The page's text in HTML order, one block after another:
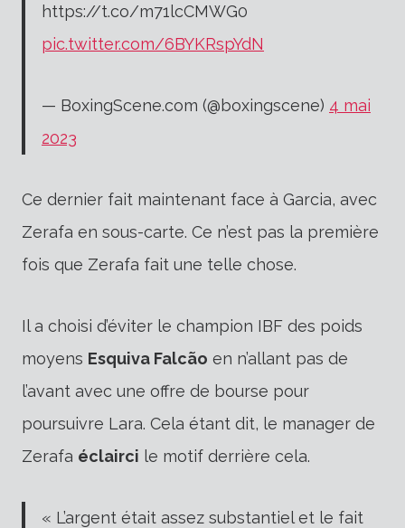
https://t.co/m71lcCMWG0
pic.twitter.com/6BYKRspYdN
— BoxingScene.com (@boxingscene) 4 mai
2023
Ce dernier fait maintenant face à Garcia, avec
Zerafa en sous-carte. Ce n’est pas la première
fois que Zerafa fait une telle chose.
Il a choisi d’éviter le champion IBF des poids
moyens Esquiva Falcão en n’allant pas de
l’avant avec une offre de bourse pour
poursuivre Lara. Cela étant dit, le manager de
Zerafa éclairci le motif derrière cela.
« L’argent était assez substantiel et le fait